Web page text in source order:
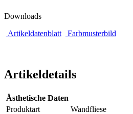
Downloads
Artikeldatenblatt
Farbmusterbild
Artikeldetails
Ästhetische Daten
Produktart
Wandfliese